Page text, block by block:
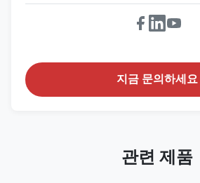
지금 문의하세요
관련 제품